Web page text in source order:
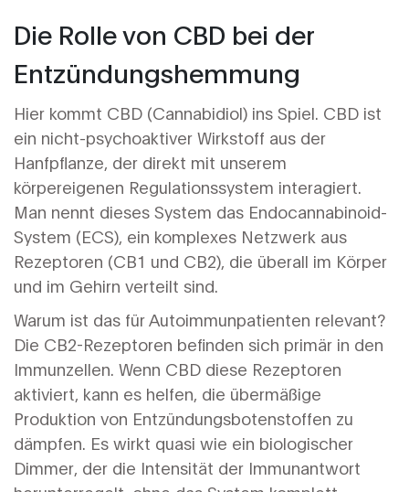
Die Rolle von CBD bei der
Entzündungshemmung
Hier kommt CBD (Cannabidiol) ins Spiel. CBD ist
ein nicht-psychoaktiver Wirkstoff aus der
Hanfpflanze, der direkt mit unserem
körpereigenen Regulationssystem interagiert.
Man nennt dieses System das Endocannabinoid-
System (ECS), ein komplexes Netzwerk aus
Rezeptoren (CB1 und CB2), die überall im Körper
und im Gehirn verteilt sind.
Warum ist das für Autoimmunpatienten relevant?
Die CB2-Rezeptoren befinden sich primär in den
Immunzellen. Wenn CBD diese Rezeptoren
aktiviert, kann es helfen, die übermäßige
Produktion von Entzündungsbotenstoffen zu
dämpfen. Es wirkt quasi wie ein biologischer
Dimmer, der die Intensität der Immunantwort